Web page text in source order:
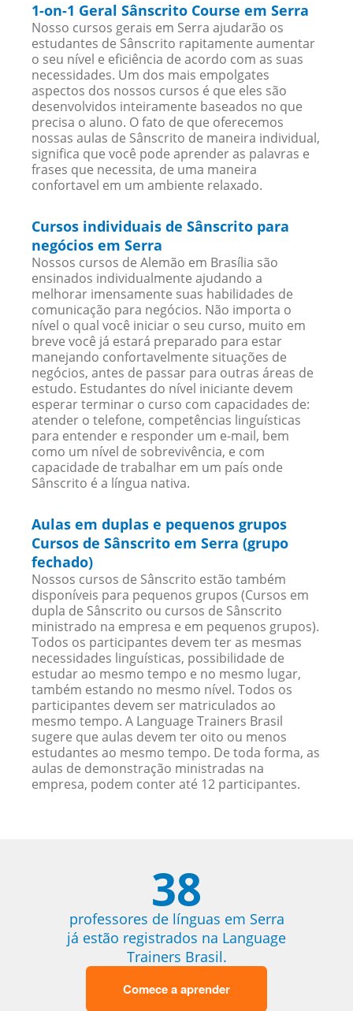
1-on-1 Geral Sânscrito Course em Serra
Nosso cursos gerais em Serra ajudarão os
estudantes de Sânscrito rapitamente aumentar
o seu nível e eficiência de acordo com as suas
necessidades. Um dos mais empolgates
aspectos dos nossos cursos é que eles são
desenvolvidos inteiramente baseados no que
precisa o aluno. O fato de que oferecemos
nossas aulas de Sânscrito de maneira individual,
significa que você pode aprender as palavras e
frases que necessita, de uma maneira
confortavel em um ambiente relaxado.
Cursos individuais de Sânscrito para
negócios em Serra
Nossos cursos de Alemão em Brasília são
ensinados individualmente ajudando a
melhorar imensamente suas habilidades de
comunicação para negócios. Não importa o
nível o qual você iniciar o seu curso, muito em
breve você já estará preparado para estar
manejando confortavelmente situações de
negócios, antes de passar para outras áreas de
estudo. Estudantes do nível iniciante devem
esperar terminar o curso com capacidades de:
atender o telefone, competências linguísticas
para entender e responder um e-mail, bem
como um nível de sobrevivência, e com
capacidade de trabalhar em um país onde
Sânscrito é a língua nativa.
Aulas em duplas e pequenos grupos
Cursos de Sânscrito em Serra (grupo
fechado)
Nossos cursos de Sânscrito estão também
disponíveis para pequenos grupos (Cursos em
dupla de Sânscrito ou cursos de Sânscrito
ministrado na empresa e em pequenos grupos).
Todos os participantes devem ter as mesmas
necessidades linguísticas, possibilidade de
estudar ao mesmo tempo e no mesmo lugar,
também estando no mesmo nível. Todos os
participantes devem ser matriculados ao
mesmo tempo. A Language Trainers Brasil
sugere que aulas devem ter oito ou menos
estudantes ao mesmo tempo. De toda forma, as
aulas de demonstração ministradas na
empresa, podem conter até 12 participantes.
38
professores de línguas em Serra
já estão registrados na Language
Trainers Brasil.
Comece a aprender